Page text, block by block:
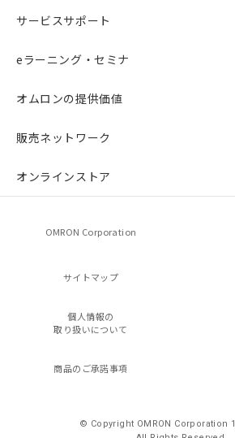
サービスサポート
eラーニング・セミナ
オムロンの提供価値
販売ネットワーク
オンラインストア
OMRON Corporation
サイトマップ
個人情報の
取り扱いについて
商品のご承諾事項
© Copyright OMRON Corporation